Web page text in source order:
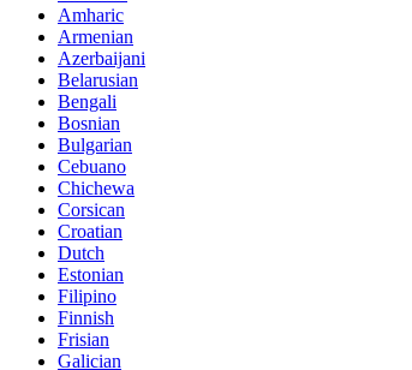
Amharic
Armenian
Azerbaijani
Belarusian
Bengali
Bosnian
Bulgarian
Cebuano
Chichewa
Corsican
Croatian
Dutch
Estonian
Filipino
Finnish
Frisian
Galician